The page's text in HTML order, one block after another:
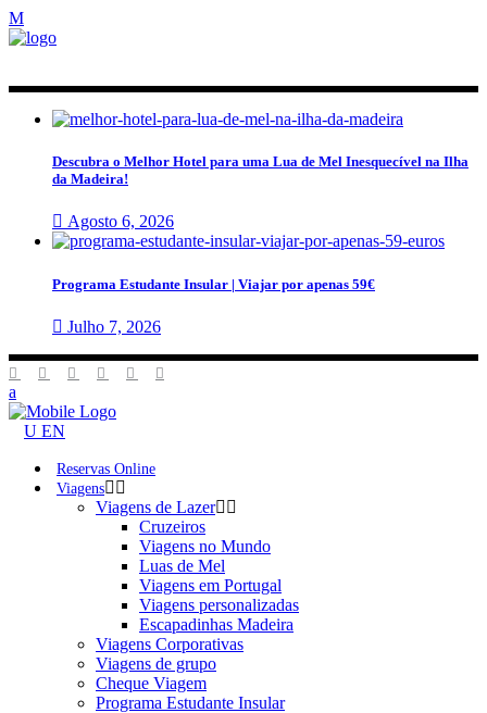
Descubra o Melhor Hotel para uma Lua de Mel Inesquecível na Ilha
da Madeira!
Agosto 6, 2026
Programa Estudante Insular | Viajar por apenas 59€
Julho 7, 2026
EN
Reservas Online
Viagens
Viagens de Lazer
Cruzeiros
Viagens no Mundo
Luas de Mel
Viagens em Portugal
Viagens personalizadas
Escapadinhas Madeira
Viagens Corporativas
Viagens de grupo
Cheque Viagem
Programa Estudante Insular